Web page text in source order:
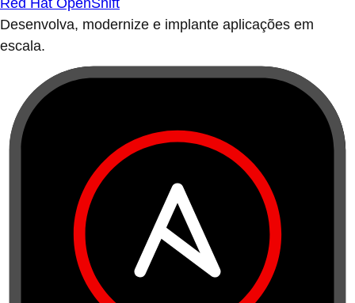
Red Hat OpenShift
Desenvolva, modernize e implante aplicações em
escala.